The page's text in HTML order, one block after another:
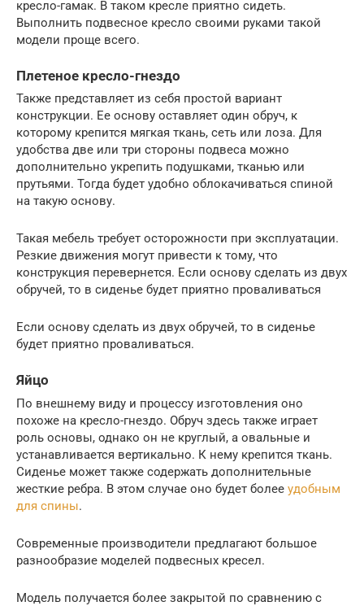
кресло-гамак. В таком кресле приятно сидеть.
Выполнить подвесное кресло своими руками такой
модели проще всего.
Плетеное кресло-гнездо
Также представляет из себя простой вариант
конструкции. Ее основу оставляет один обруч, к
которому крепится мягкая ткань, сеть или лоза. Для
удобства две или три стороны подвеса можно
дополнительно укрепить подушками, тканью или
прутьями. Тогда будет удобно облокачиваться спиной
на такую основу.
Такая мебель требует осторожности при эксплуатации.
Резкие движения могут привести к тому, что
конструкция перевернется. Если основу сделать из двух
обручей, то в сиденье будет приятно проваливаться
Если основу сделать из двух обручей, то в сиденье
будет приятно проваливаться.
Яйцо
По внешнему виду и процессу изготовления оно
похоже на кресло-гнездо. Обруч здесь также играет
роль основы, однако он не круглый, а овальные и
устанавливается вертикально. К нему крепится ткань.
Сиденье может также содержать дополнительные
жесткие ребра. В этом случае оно будет более удобным
для спины.
Современные производители предлагают большое
разнообразие моделей подвесных кресел.
Модель получается более закрытой по сравнению с